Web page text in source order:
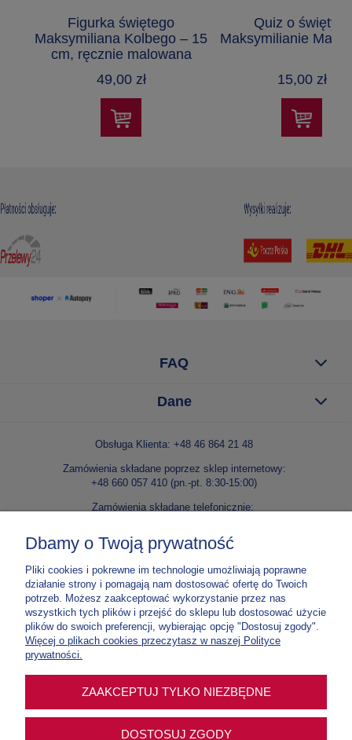
Figurka świętego
Maksymiliana Kolbego – 15
cm, ręcznie malowana
49,00 zł
Quiz o świętym
Maksymilianie Marii
15,00 zł
FAQ
Dane
Obsługa Klienta: +48 46 864 21 48
Zamówienia składane poprzez sklep internetowy:
+48 660 057 410 (pn.-pt. 8:30-15:00)
Zamówienia składane telefonicznie:
E-mail:kontakt@niepokalanow.pl
Wydawnictwo Ojców Franciszkanów Niepokalanów
Paprotnia, ul. o. M. Kolbego 5, 96-515 Teresin
NIP: 837 000 03 67
Nr konta: 70 1020 1185 0000 4302 0307 5900
Tylko do zamówień w e-sklepie
Nr konta:12 1020 1185 0000 4102 0012 3877
Tylko na intencje mszalne, prenumeraty
Dbamy o Twoją prywatność
Pliki cookies i pokrewne im technologie umożliwiają poprawne
działanie strony i pomagają nam dostosować ofertę do Twoich
potrzeb. Możesz zaakceptować wykorzystanie przez nas
wszystkich tych plików i przejść do sklepu lub dostosować użycie
plików do swoich preferencji, wybierając opcję "Dostosuj zgody".
Więcej o plikach cookies przeczytasz w naszej Polityce
prywatności.
ZAAKCEPTUJ TYLKO NIEZBĘDNE
DOSTOSUJ ZGODY